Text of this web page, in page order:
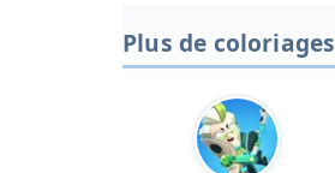
Plus de coloriages